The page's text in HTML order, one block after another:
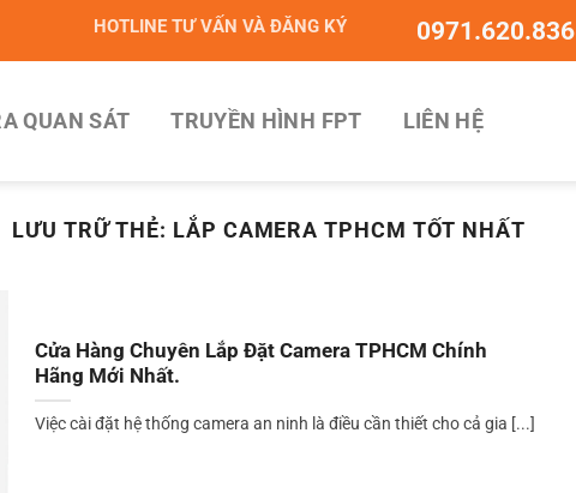
HOTLINE TƯ VẤN VÀ ĐĂNG KÝ 0971.620.836
QUAN SÁT TRUYỀN HÌNH FPT LIÊN HỆ
LƯU TRỮ THẺ: LẮP CAMERA TPHCM TỐT NHẤT
Cửa Hàng Chuyên Lắp Đặt Camera TPHCM Chính
Hãng Mới Nhất.
Việc cài đặt hệ thống camera an ninh là điều cần thiết cho cả gia [...]